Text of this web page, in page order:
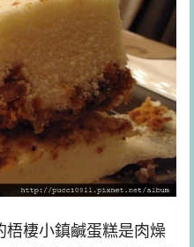
梧棲小鎮鹹蛋糕是肉燥